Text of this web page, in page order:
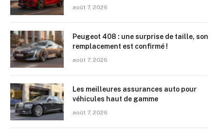
août 7, 2026
Peugeot 408 : une surprise de taille, son
remplacement est confirmé !
août 7, 2026
Les meilleures assurances auto pour
véhicules haut de gamme
août 7, 2026